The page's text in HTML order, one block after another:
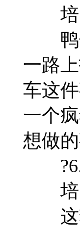
培养
鸭子
一路
车这
一个
想做
?6.
培养
这套